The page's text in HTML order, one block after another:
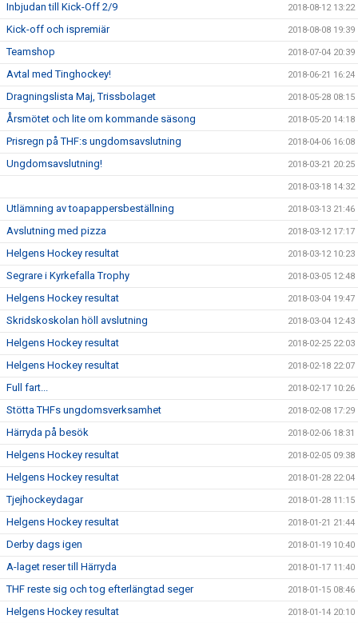
Inbjudan till Kick-Off 2/9 2018-08-12 13:22
Kick-off och ispremiär 2018-08-08 19:39
Teamshop 2018-07-04 20:39
Avtal med Tinghockey! 2018-06-21 16:24
Dragningslista Maj, Trissbolaget 2018-05-28 08:15
Årsmötet och lite om kommande säsong 2018-05-20 14:18
Prisregn på THF:s ungdomsavslutning 2018-04-06 16:08
Ungdomsavslutning! 2018-03-21 20:25
2018-03-18 14:32
Utlämning av toapappersbeställning 2018-03-13 21:46
Avslutning med pizza 2018-03-12 17:17
Helgens Hockey resultat 2018-03-12 10:23
Segrare i Kyrkefalla Trophy 2018-03-05 12:48
Helgens Hockey resultat 2018-03-04 19:47
Skridskoskolan höll avslutning 2018-03-04 12:43
Helgens Hockey resultat 2018-02-25 22:03
Helgens Hockey resultat 2018-02-18 22:07
Full fart... 2018-02-17 10:26
Stötta THFs ungdomsverksamhet 2018-02-08 17:29
Härryda på besök 2018-02-06 18:31
Helgens Hockey resultat 2018-02-05 09:38
Helgens Hockey resultat 2018-01-28 22:04
Tjejhockeydagar 2018-01-28 11:15
Helgens Hockey resultat 2018-01-21 21:44
Derby dags igen 2018-01-19 10:40
A-laget reser till Härryda 2018-01-17 11:40
THF reste sig och tog efterlängtad seger 2018-01-15 08:46
Helgens Hockey resultat 2018-01-14 20:10